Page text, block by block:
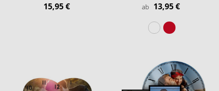
15,95 € ab 13,95 €